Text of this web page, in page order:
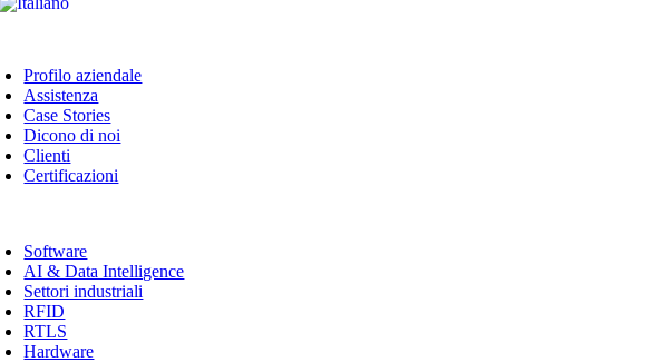
Profilo aziendale
Assistenza
Case Stories
Dicono di noi
Clienti
Certificazioni
Software
AI & Data Intelligence
Settori industriali
RFID
RTLS
Hardware